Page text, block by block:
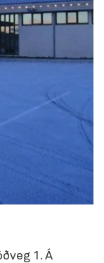
1. Á